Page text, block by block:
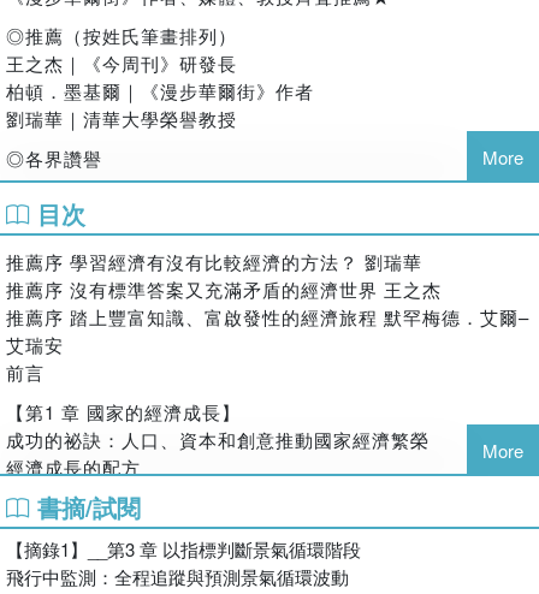
和出口，其中消費支出是最大的引擎。
●不準的經濟指標預測，比完全沒有預測好
經濟數據並不完美，但並非造假或偏誤。股價、殖利率曲線和
商品價格都是好用的指標，但會發出很多錯誤訊號。
●全世界如同一部提款機有好有壞
全球資本市場讓投資人能分散投資組合，借款人可選擇不同的
資金來源。但正如搭飛機旅行會傳播病毒，資本市場可能受遙
遠國家事件重創。
●聰明解讀聯準會FOMC會議訊息
主席發言最重要；鷹∕鴿派理事最不重要；能影響主席或在主席
爭取支持時，容易被說服的理事，需密切留意。
搞懂總經最基本的15個思維觀點，是時候讓葉偉平帶領我們踏
上一段兼具豐富與副啟發性的經濟旅程了。
（本書為《財經議題即戰力》《經濟成長，為什麼我的荷包都
沒漲？》的增修版）
◎本書特色
1. 15年長銷全球經典有理由，最佳總體經濟學讀本
《華爾街日報》首席經濟評論員，擅長將艱澀的經濟學理轉為
大白話。善用比喻、淺顯易懂、好吸收消化、樂趣無窮。
獎」（Dateline Award）。
他也是活躍於媒體界的評論員，經常受邀擔任CNBC、美國國家公
共廣播電台（NPR）及公共廣播電視公司（PBS）的特約評論嘉
賓。
著作除本書外，還有《安全感的迷思：為什麼追求安全反而更危
險？》（Foolproof: Why Safety Can Be Dangerous and How
譯者／呂佩憶
加州州立大學富勒頓分校口語傳播碩士，專職英法文翻譯，領有多
張金融證照，曾任財經新聞編譯、券商研究報告翻譯。譯有多本財
經商管書籍，以及多部歐美電影、電視影集和紀錄片。
◎推薦（按姓氏筆畫排列）
王之杰｜《今周刊》研發長
柏頓．墨基爾｜《漫步華爾街》作者
劉瑞華｜清華大學榮譽教授
◎各界讚譽
「本書雖然輕薄短小，但力量十足。」
──《邁阿密先鋒報》
「篇幅短卻資訊豐富，絕不無聊，還經常很幽默。非常容易閱
讀，在一趟飛機旅程中就能消化。」
──川特．哈姆，
《基督教科學箴言報》線上版
「本書能夠成功以『更經濟』的方式解釋經濟學，應歸功於作
者的知識與寫作能力，這令我非常佩服。」
──劉瑞華，清華大學榮譽教授
「精選數據資料，文字描述平易近人，巧妙地融合了關鍵的經
濟史內容卻不會感覺像回到枯燥的經濟學教室……是一本培養
『經濟素養必讀佳作』。」
──《今日美國》
More
目次
推薦序 學習經濟有沒有比較經濟的方法？ 劉瑞華
推薦序 沒有標準答案又充滿矛盾的經濟世界 王之杰
推薦序 踏上豐富知識、富啟發性的經濟旅程 默罕梅德．艾爾–
艾瑞安
前言
【第1 章 國家的經濟成長】
成功的祕訣：人口、資本和創意推動國家經濟繁榮
經濟成長的配方
人口成長
加上資本
加入創意
培養成長的動力
More
書摘/試閱
【摘錄1】__第3 章 以指標判斷景氣循環階段
飛行中監測：全程追蹤與預測景氣循環波動